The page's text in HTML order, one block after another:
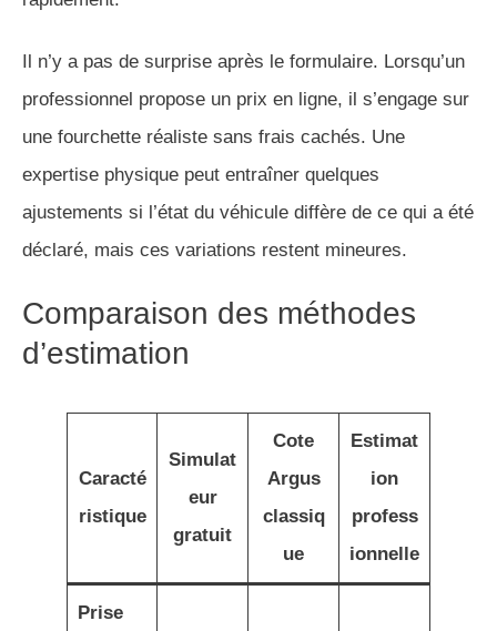
Il n’y a pas de surprise après le formulaire. Lorsqu’un
professionnel propose un prix en ligne, il s’engage sur
une fourchette réaliste sans frais cachés. Une
expertise physique peut entraîner quelques
ajustements si l’état du véhicule diffère de ce qui a été
déclaré, mais ces variations restent mineures.
Comparaison des méthodes
d’estimation
Caracté
ristique
Simulat
eur
gratuit
Cote
Argus
classiq
ue
Estimat
ion
profess
ionnelle
Prise